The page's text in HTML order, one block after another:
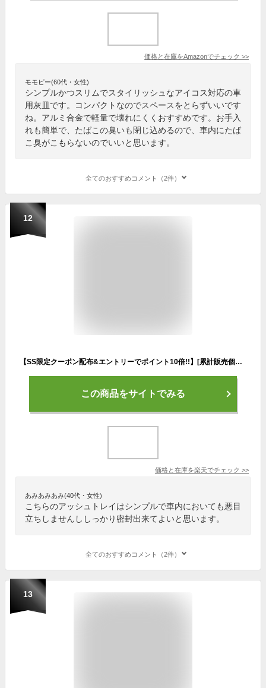
価格と在庫をAmazonでチェック >>
モモピー(60代・女性)
シンプルかつスリムでスタイリッシュなアイコス対応の車
用灰皿です。コンパクトなのでスペースをとらずいいです
ね。アルミ合金で軽量で壊れにくくおすすめです。お手入
れも簡単で、たばこの臭いも閉じ込めるので、車内にたば
こ臭がこもらないのでいいと思います。
全てのおすすめコメント（2件）
12
【SS限定クーポン配布&エントリーでポイント10倍!!】[累計販売個数5,000個突破] 灰皿 車 ステンレス 車載 車内 アッシュトレイ 車用 フタ付 蓋付き 小型 ステンレス灰皿 アイコス 大容量 自動車 ステンレス製 はいざら 大 小 ブラック シルバー 黒 銀 クラフトワークス
この商品をサイトでみる
価格と在庫を楽天でチェック >>
あみあみあみ(40代・女性)
こちらのアッシュトレイはシンプルで車内においても悪目
立ちしませんししっかり密封出来てよいと思います。
全てのおすすめコメント（2件）
13